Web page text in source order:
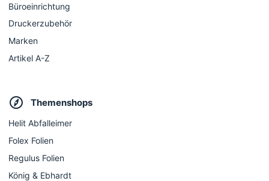
Büroeinrichtung
Druckerzubehör
Marken
Artikel A-Z
Themenshops
Helit Abfalleimer
Folex Folien
Regulus Folien
König & Ebhardt